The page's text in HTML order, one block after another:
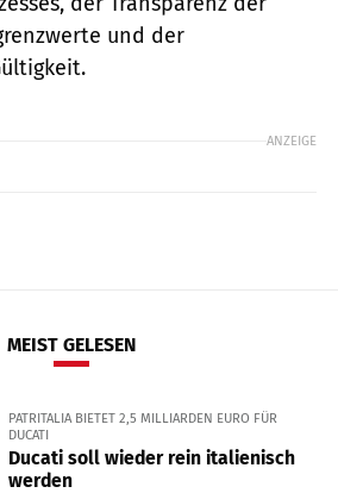
und der
ANZEIGE
MEIST GELESEN
PATRITALIA BIETET 2,5 MILLIARDEN EURO FÜR
DUCATI
Ducati soll wieder rein italienisch
werden